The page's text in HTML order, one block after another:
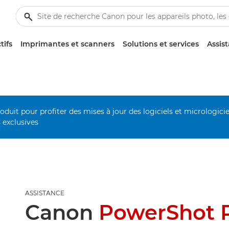
Imprimantes et scanners Solutions et services
pour profiter des mises à jour des logiciels et
ASSISTANCE
Canon PowerShot